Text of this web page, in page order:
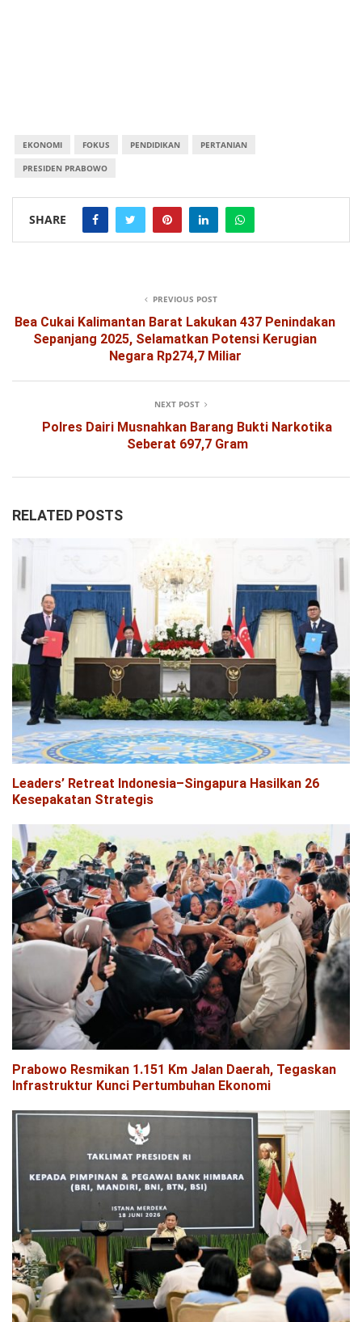
EKONOMI FOKUS PENDIDIKAN PERTANIAN
PRESIDEN PRABOWO
SHARE
PREVIOUS POST
Bea Cukai Kalimantan Barat Lakukan 437 Penindakan
Sepanjang 2025, Selamatkan Potensi Kerugian
Negara Rp274,7 Miliar
NEXT POST
Polres Dairi Musnahkan Barang Bukti Narkotika
Seberat 697,7 Gram
RELATED POSTS
Leaders’ Retreat Indonesia–Singapura Hasilkan 26
Kesepakatan Strategis
Prabowo Resmikan 1.151 Km Jalan Daerah, Tegaskan
Infrastruktur Kunci Pertumbuhan Ekonomi